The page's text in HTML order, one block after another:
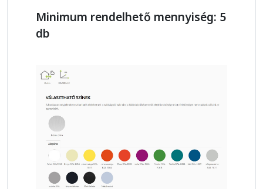
Minimum rendelhető mennyiség: 5
db